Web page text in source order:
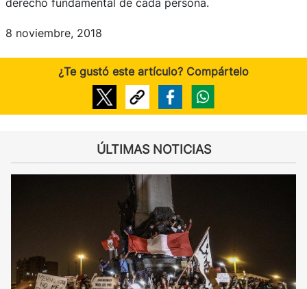
8 noviembre, 2018
¿Te gustó este artículo? Compártelo
ÚLTIMAS NOTICIAS